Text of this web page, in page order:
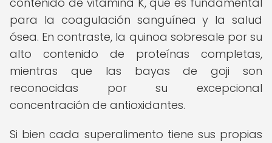
para la coagulación sanguínea y la salud
ósea. En contraste, la quinoa sobresale por su
alto contenido de proteínas completas,
mientras que las bayas de goji son
reconocidas por su excepcional
concentración de antioxidantes.
Si bien cada superalimento tiene sus propias